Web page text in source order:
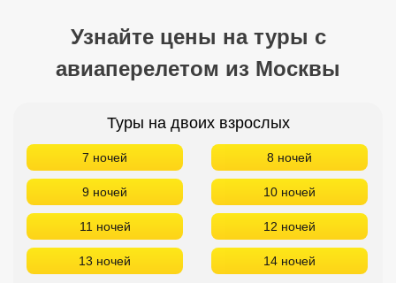
Узнайте цены на туры с
авиаперелетом из Москвы
Туры на двоих взрослых
7 ночей 8 ночей
9 ночей 10 ночей
11 ночей 12 ночей
13 ночей 14 ночей